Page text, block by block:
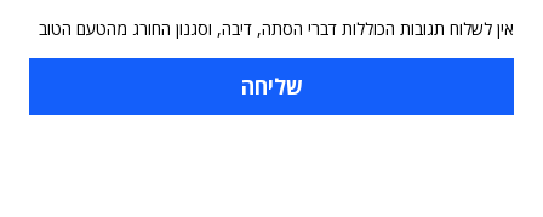
אין לשלוח תגובות הכוללות דברי הסתה, דיבה, וסגנון החורג מהטעם הטוב